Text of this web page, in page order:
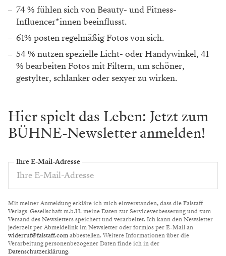
74 % fühlen sich von Beauty- und Fitness-
Influencer*innen beeinflusst.
61% posten regelmäßig Fotos von sich.
54 % nutzen spezielle Licht- oder Handywinkel, 41
% bearbeiten Fotos mit Filtern, um schöner,
gestylter, schlanker oder sexyer zu wirken.
Hier spielt das Leben: Jetzt zum
BÜHNE-Newsletter anmelden!
Ihre E-Mail-Adresse
Mit meiner Anmeldung erkläre ich mich einverstanden, dass die Falstaff
Verlags-Gesellschaft m.b.H. meine Daten zur Serviceverbesserung und zum
Versand des Newsletters speichert und verarbeitet. Ich kann den Newsletter
jederzeit per Abmeldelink im Newsletter oder formlos per E-Mail an
widerruf@falstaff.comabbestellen. Weitere Informationen über die
Verarbeitung personenbezogener Daten finde ich in der
Datenschutzerklärung.